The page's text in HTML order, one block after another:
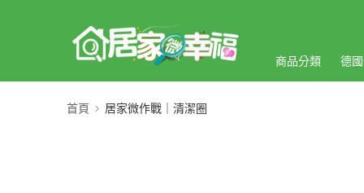
商品分類 德
首頁 居家微作戰｜清潔圈